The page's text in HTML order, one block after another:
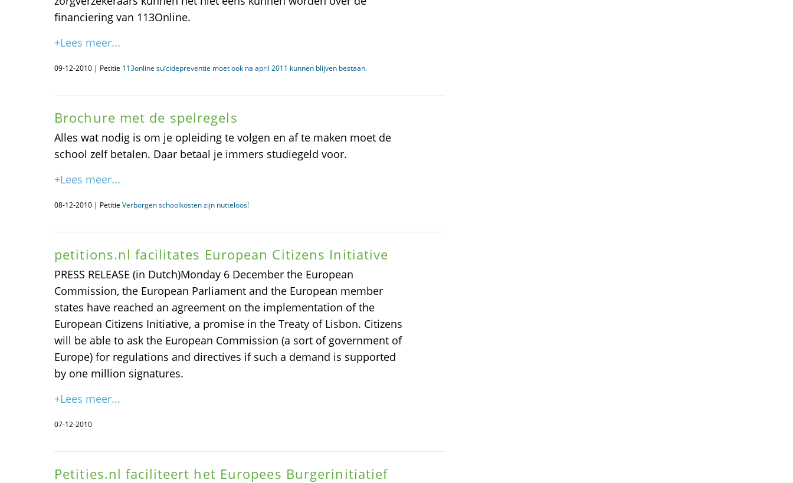
financiering van 113Online.
+Lees meer...
09-12-2010 | Petitie 113online suïcidepreventie moet ook na april 2011 kunnen blijven bestaan.
Brochure met de spelregels
Alles wat nodig is om je opleiding te volgen en af te maken moet de
school zelf betalen. Daar betaal je immers studiegeld voor.
+Lees meer...
08-12-2010 | Petitie Verborgen schoolkosten zijn nutteloos!
petitions.nl facilitates European Citizens Initiative
PRESS RELEASE (in Dutch)Monday 6 December the European
Commission, the European Parliament and the European member
states have reached an agreement on the implementation of the
European Citizens Initiative, a promise in the Treaty of Lisbon. Citizens
will be able to ask the European Commission (a sort of government of
Europe) for regulations and directives if such a demand is supported
by one million signatures.
+Lees meer...
07-12-2010
Petities.nl faciliteert het Europees Burgerinitiatief